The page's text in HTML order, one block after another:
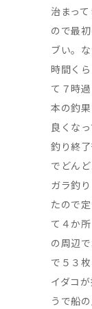
治まっ
ので最
ブい。
時間く
て７時
本の釣
良くな
釣り終
でどん
ガラ釣
たので
て４か
の周辺
で５３
イダコ
うで船